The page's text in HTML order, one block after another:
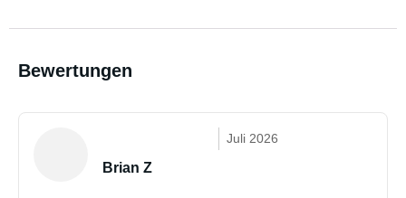
Bewertungen
Juli 2026
Brian Z